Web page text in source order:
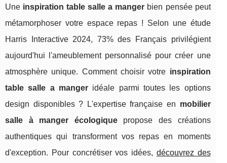
Une inspiration table salle a manger bien pensée peut
métamorphoser votre espace repas ! Selon une étude
Harris Interactive 2024, 73% des Français privilégient
aujourd'hui l'ameublement personnalisé pour créer une
atmosphère unique. Comment choisir votre inspiration
table salle a mangeridéale parmi toutes les options
design disponibles ? L'expertise française en mobilier
salle à manger écologiquepropose des créations
authentiques qui transforment vos repas en moments
d'exception. Pour concrétiser vos idées, découvrez des